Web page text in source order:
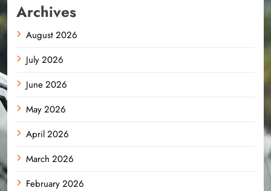
Archives
August 2026
July 2026
June 2026
May 2026
April 2026
March 2026
February 2026